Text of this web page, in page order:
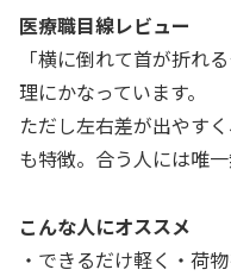
医療職目線レビュー
「横に倒れて首が折れ
理にかなっています。
ただし左右差が出やす
も特徴。合う人には唯一
こんな人にオススメ
・できるだけ軽く・荷